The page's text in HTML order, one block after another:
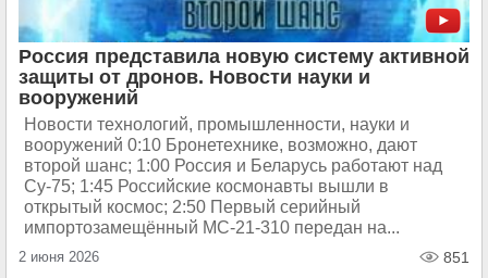
Россия представила новую систему активной
защиты от дронов. Новости науки и
вооружений
Новости технологий, промышленности, науки и
вооружений 0:10 Бронетехнике, возможно, дают
второй шанс; 1:00 Россия и Беларусь работают над
Су-75; 1:45 Российские космонавты вышли в
открытый космос; 2:50 Первый серийный
импортозамещённый МС-21-310 передан на...
2 июня 2026 851